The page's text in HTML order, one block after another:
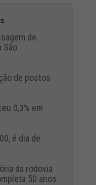
de
São
de postos
0,3% em
é dia de
da rodovia
50 anos